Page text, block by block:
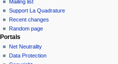
Mailing list
Support La Quadrature
Recent changes
Random page
Portals
Net Neutrality
Data Protection